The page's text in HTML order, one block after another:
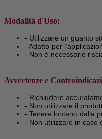
Modalità d'Uso:
- Utilizzare un guanto
- Adatto per
- Non è necessario
Avvertenze e
- Richiudere
- Non utilizzare il
- Tenere lontano dalla
- Non utilizzare in caso